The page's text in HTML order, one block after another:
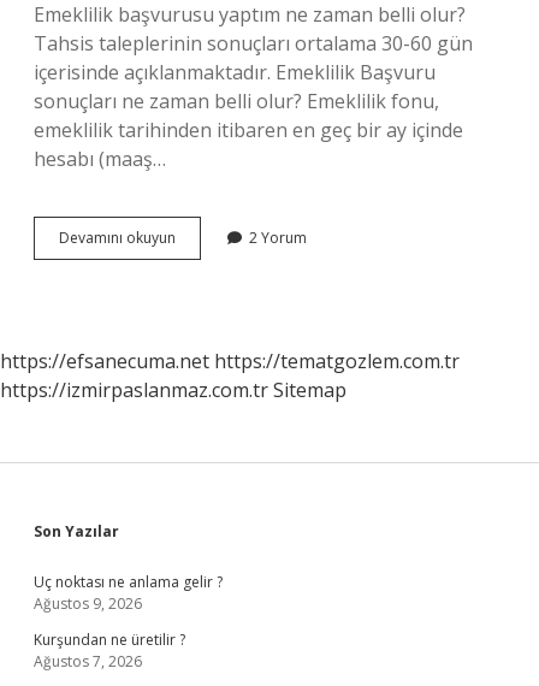
Emeklilik başvurusu yaptım ne zaman belli olur?
Tahsis taleplerinin sonuçları ortalama 30-60 gün
içerisinde açıklanmaktadır. Emeklilik Başvuru
sonuçları ne zaman belli olur? Emeklilik fonu,
emeklilik tarihinden itibaren en geç bir ay içinde
hesabı (maaş…
Devamını okuyun Emeklilik
Başvuru
2 Yorum
https://efsanecuma.net https://tematgozlem.com.tr
https://izmirpaslanmaz.com.trSitemap
Sidebar
Son Yazılar
Uç noktası ne anlama gelir ?
Ağustos 9, 2026
Kurşundan ne üretilir ?
Ağustos 7, 2026